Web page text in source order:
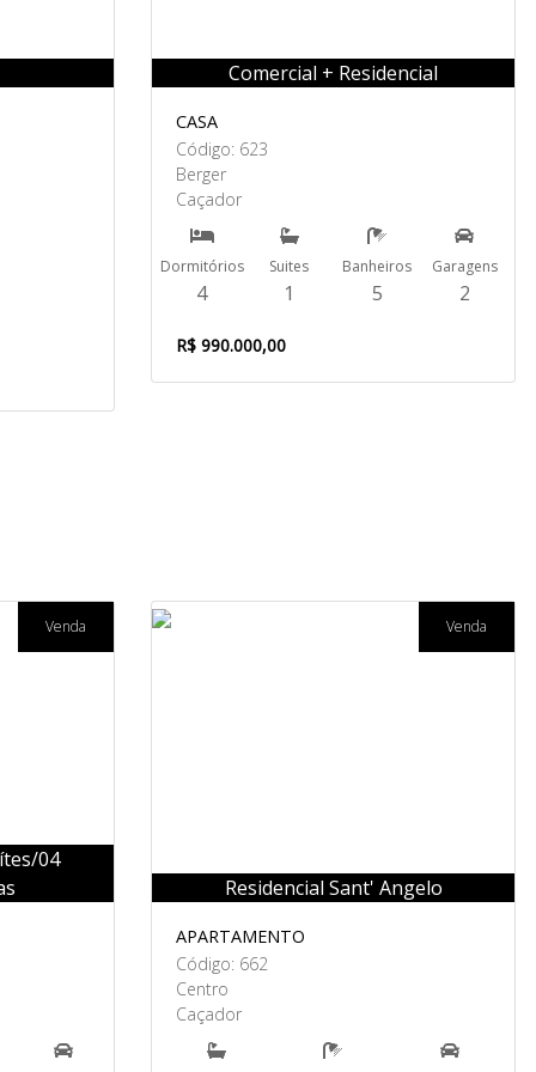
Comercial + Residencial
CASA
Código: 623
Berger
Caçador
Dormitórios
4
Suites
1
Banheiros
5
Garagens
2
R$ 990.000,00
Venda
04
Venda
Residencial Sant' Angelo
APARTAMENTO
Código: 662
Centro
Caçador